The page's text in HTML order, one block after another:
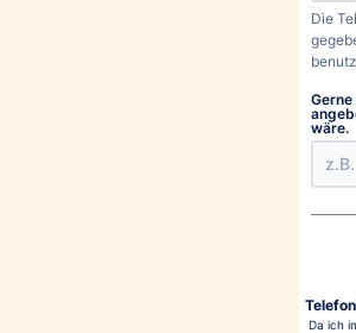
Die
wäre.
Da ich